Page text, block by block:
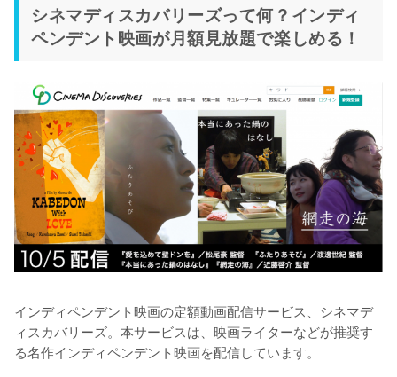
シネマディスカバリーズって何？インディ
ペンデント映画が月額見放題で楽しめる！
インディペンデント映画の定額動画配信サービス、シネマデ
ィスカバリーズ。本サービスは、映画ライターなどが推奨す
る名作インディペンデント映画を配信しています。